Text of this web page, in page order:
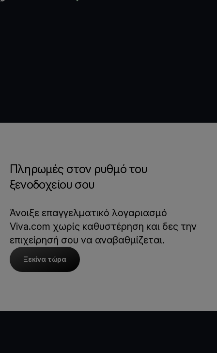
Πληρωμές στον ρυθμό του
ξενοδοχείου σου
Άνοιξε επαγγελματικό λογαριασμό
Viva.com χωρίς καθυστέρηση και δες την
επιχείρησή σου να αναβαθμίζεται.
Ξεκίνα τώρα